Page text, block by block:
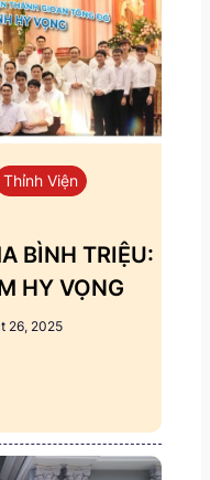
Thỉnh Viện
BÌNH TRIỆU:
HY VỌNG
26, 2025